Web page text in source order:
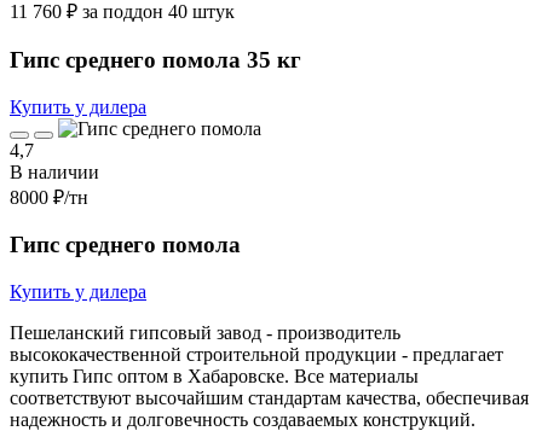
11 760 ₽ за поддон 40 штук
Гипс среднего помола 35 кг
Купить у дилера
4,7
В наличии
8000 ₽/тн
Гипс среднего помола
Купить у дилера
Пешеланский гипсовый завод - производитель
высококачественной строительной продукции - предлагает
купить Гипс оптом в Хабаровске. Все материалы
соответствуют высочайшим стандартам качества, обеспечивая
надежность и долговечность создаваемых конструкций.